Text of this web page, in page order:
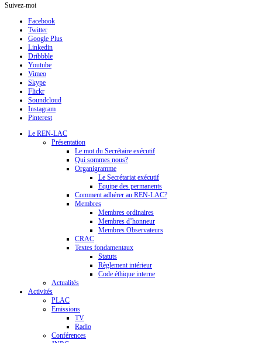
Suivez-moi
Facebook
Twitter
Google Plus
Linkedin
Dribbble
Youtube
Vimeo
Skype
Flickr
Soundcloud
Instagram
Pinterest
Le REN-LAC
Présentation
Le mot du Secrétaire exécutif
Qui sommes nous?
Organigramme
Le Secrétariat exécutif
Equipe des permanents
Comment adhérer au REN-LAC?
Membres
Membres ordinaires
Membres d’honneur
Membres Observateurs
CRAC
Textes fondamentaux
Statuts
Règlement intérieur
Code éthique interne
Actualités
Activités
PLAC
Emissions
TV
Radio
Conférences